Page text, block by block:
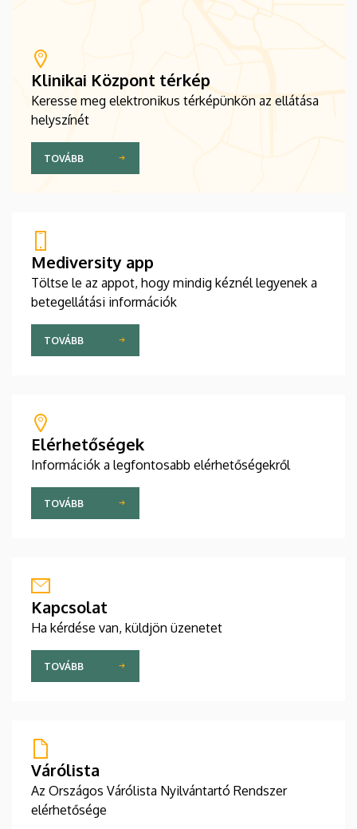
Klinikai Központ térkép
Keresse meg elektronikus térképünkön az ellátása
helyszínét
TOVÁBB
Mediversity app
Töltse le az appot, hogy mindig kéznél legyenek a
betegellátási információk
TOVÁBB
Elérhetőségek
Információk a legfontosabb elérhetőségekről
TOVÁBB
Kapcsolat
Ha kérdése van, küldjön üzenetet
TOVÁBB
Várólista
Az Országos Várólista Nyilvántartó Rendszer
elérhetősége